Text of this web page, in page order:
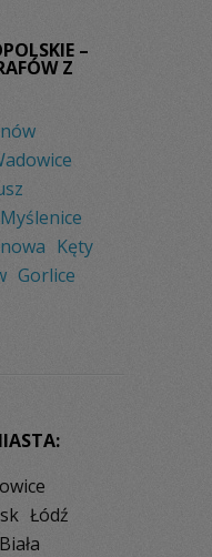
–
Z
Myślenice
Kęty
Gorlice
Łódź